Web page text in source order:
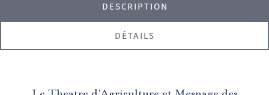
DESCRIPTION
DÉTAILS
Le Theatre d'Agriculture et Mesnage des